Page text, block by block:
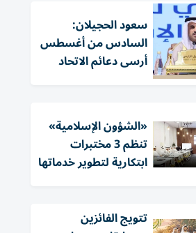
سعود الحجيلان:
السادس من أغسطس
أرسى دعائم الاتحاد
«الشؤون الإسلامية»
تنظم 3 مختبرات
ابتكارية لتطوير خدماتها
تتويج الفائزين